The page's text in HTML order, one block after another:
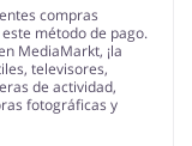
compras
método de pago.
MediaMarkt, ¡la
televisores,
de actividad,
fotográficas y